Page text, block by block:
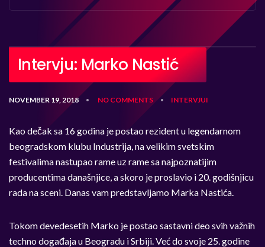
Intervju: Marko Nastić
NOVEMBER 19, 2018 • NO COMMENTS • INTERVJUI
Kao dečak sa 16 godina je postao rezident u legendarnom
beogradskom klubu Industrija, na velikim svetskim
festivalima nastupao rame uz rame sa najpoznatijim
producentima današnjice, a skoro je proslavio i 20. godišnjicu
rada na sceni. Danas vam predstavljamo Marka Nastića.
Tokom devedesetih Marko je postao sastavni deo svih važnih
techno događaja u Beogradu i Srbiji. Već do svoje 25. godine